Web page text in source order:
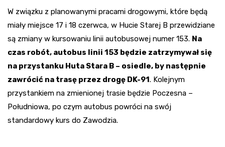
W związku z planowanymi pracami drogowymi, które będą
miały miejsce 17 i 18 czerwca, w Hucie Starej B przewidziane
są zmiany w kursowaniu linii autobusowej numer 153. Na
czas robót, autobus linii 153 będzie zatrzymywał się
na przystanku Huta Stara B – osiedle, by następnie
zawrócić na trasę przez drogę DK-91. Kolejnym
przystankiem na zmienionej trasie będzie Poczesna –
Południowa, po czym autobus powróci na swój
standardowy kurs do Zawodzia.